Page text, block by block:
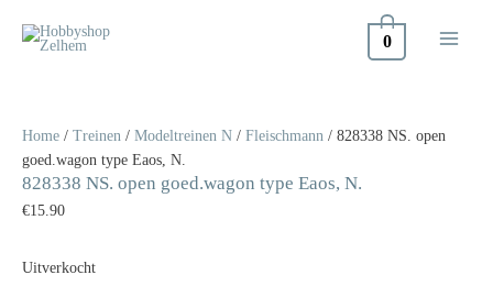
naar
0
Home / Treinen / Modeltreinen N / Fleischmann / 828338 NS. open
goed.wagon type Eaos, N.
828338 NS. open goed.wagon type Eaos, N.
€15.90
Uitverkocht